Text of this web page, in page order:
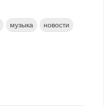
музыка новости